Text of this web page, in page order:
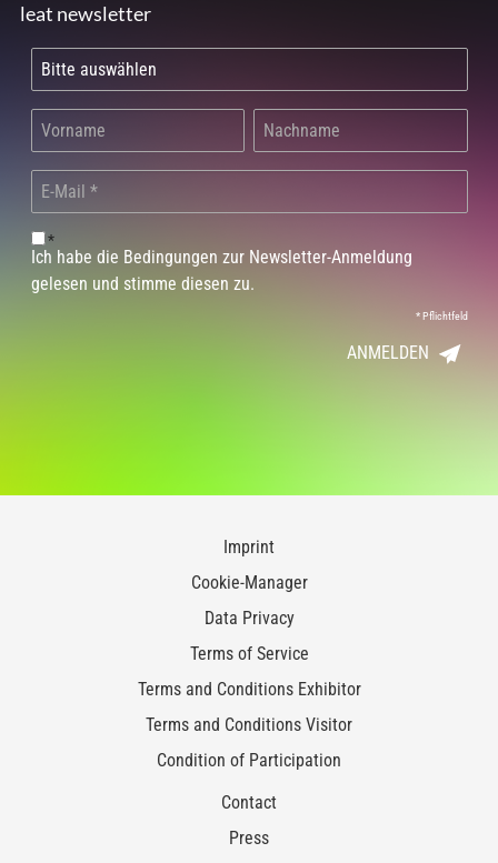
leat newsletter
*
Ich habe die Bedingungen zur Newsletter-Anmeldung
gelesen und stimme diesen zu.
*Pflichtfeld
ANMELDEN
Imprint
Cookie-Manager
Data Privacy
Terms of Service
Terms and Conditions Exhibitor
Terms and Conditions Visitor
Condition of Participation
Contact
Press